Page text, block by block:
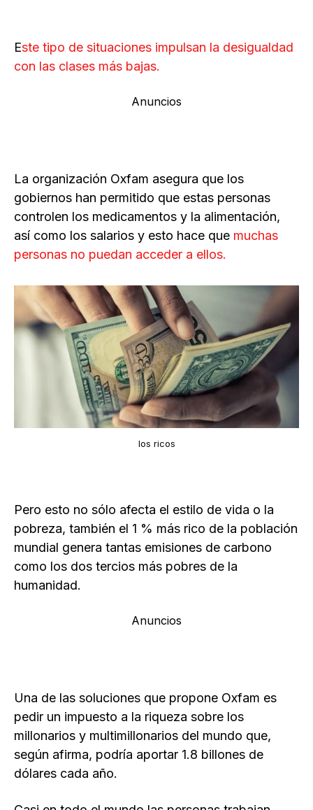
Este tipo de situaciones impulsan la desigualdad
con las clases más bajas.
Anuncios
La organización Oxfam asegura que los
gobiernos han permitido que estas personas
controlen los medicamentos y la alimentación,
así como los salarios y esto hace que muchas
personas no puedan acceder a ellos.
los ricos
Pero esto no sólo afecta el estilo de vida o la
pobreza, también el 1 % más rico de la población
mundial genera tantas emisiones de carbono
como los dos tercios más pobres de la
humanidad.
Anuncios
Una de las soluciones que propone Oxfam es
pedir un impuesto a la riqueza sobre los
millonarios y multimillonarios del mundo que,
según afirma, podría aportar 1.8 billones de
dólares cada año.